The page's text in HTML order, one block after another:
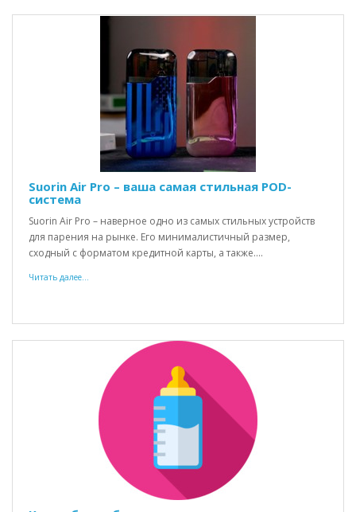
Suorin Air Pro – ваша самая стильная POD-
система
Suorin Air Pro – наверное одно из самых стильных устройств
для парения на рынке. Его минималистичный размер,
сходный с форматом кредитной карты, а также....
Читать далее...